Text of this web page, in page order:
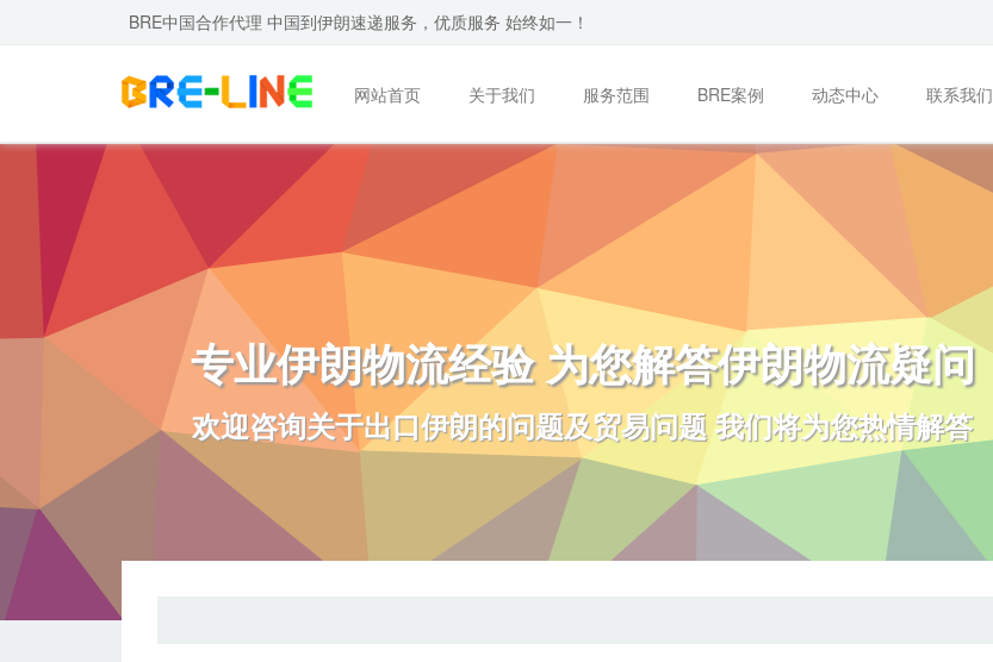
BRE中国合作代理 中国到伊朗速递服务，优质服务 始终如一！
网站首页 关于我们 服务范围 BRE案例 动态中心 联系我们
专业伊朗物流经验 为您解答伊朗物流疑问
欢迎咨询关于出口伊朗的问题及贸易问题 我们将为您热情解答